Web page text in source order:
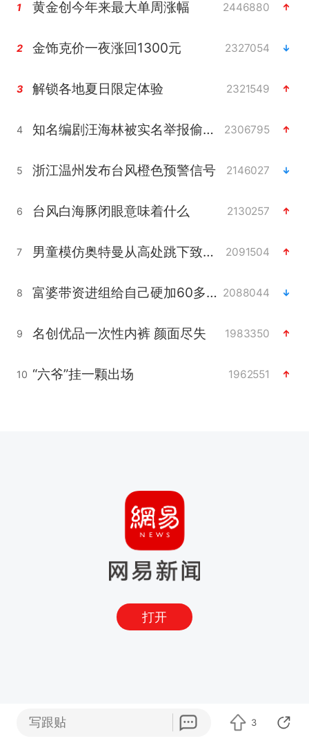
1 黄金创今年来最大单周涨幅 2446880
2 金饰克价一夜涨回1300元 2327054
3 解锁各地夏日限定体验 2321549
4 知名编剧汪海林被实名举报偷税漏税 2306795
5 浙江温州发布台风橙色预警信号 2146027
6 台风白海豚闭眼意味着什么 2130257
7 男童模仿奥特曼从高处跳下致骨折 2091504
8 富婆带资进组给自己硬加60多场吻戏 2088044
9 名创优品一次性内裤 颜面尽失 1983350
10 “六爷”挂一颗出场 1962551
打开
写跟贴 3